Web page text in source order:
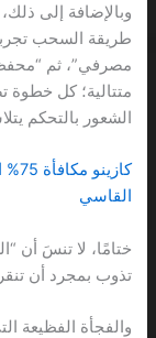
وبالإضافة إلى
طريقة السحب
متتالية؛ كل خطوة
الشعور بالتحكم
القاسي
تذوب بمجرد أن
والفجأة الفظيعة